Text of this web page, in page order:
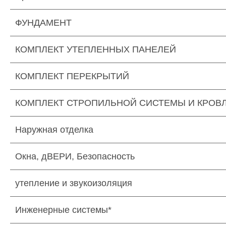
ФУНДАМЕНТ
КОМПЛЕКТ УТЕПЛЕННЫХ ПАНЕЛЕЙ
КОМПЛЕКТ ПЕРЕКРЫТИЙ
КОМПЛЕКТ СТРОПИЛЬНОЙ СИСТЕМЫ И
Наружная отделка
Окна, дВЕРИ, Безопасность
утепление и звукоизоляция
Инженерные системы*